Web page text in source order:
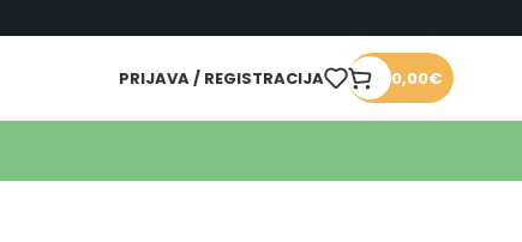
PRIJAVA / REGISTRACIJA 0,00€